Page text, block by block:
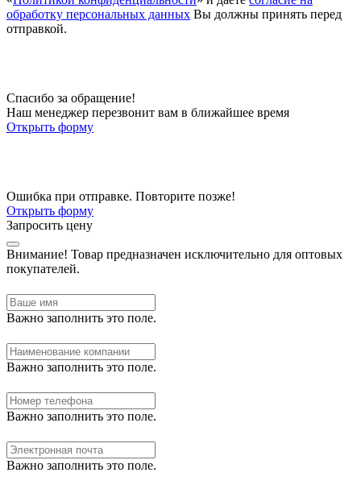
обработку персональных данных Вы должны принять перед
отправкой.
Спасибо за обращение!
Наш менеджер перезвонит вам в ближайшее время
Открыть форму
Ошибка при отправке. Повторите позже!
Открыть форму
Запросить цену
Внимание! Товар предназначен исключительно для оптовых
покупателей.
Важно заполнить это поле.
Важно заполнить это поле.
Важно заполнить это поле.
Важно заполнить это поле.